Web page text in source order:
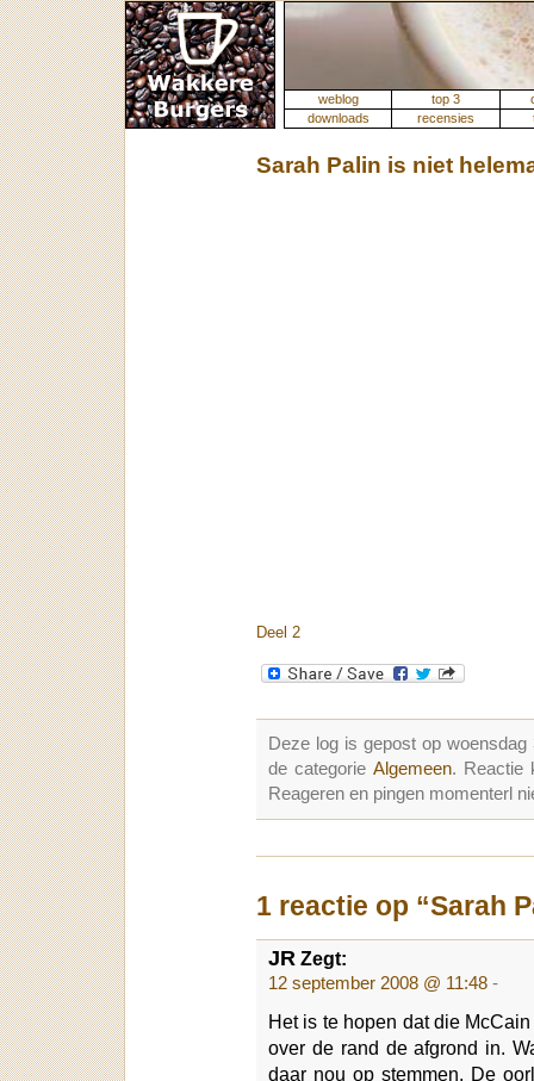
weblog top 3
downloads
recensies
Sarah Palin is niet
Deel 2
Deze log is gepost op
de categorie Algemeen. Reactie
Reageren en pingen momenterl
1 reactie op “Sarah
JR Zegt:
12 september 2008 @ 11:48 -
Het is te hopen dat die
over de rand de afgrond in.
daar nou op stemmen. De